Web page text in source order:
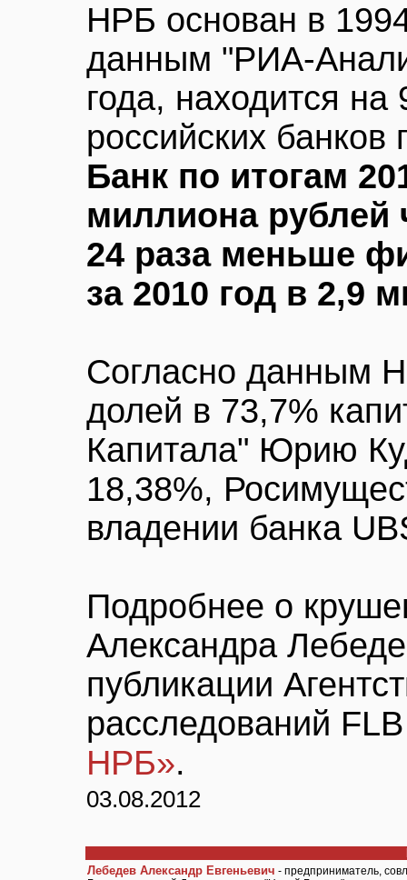
НРБ основан в
данным "РИА-
года, находится
российских банков
Банк по итогам
миллиона рублей
24 раза меньше
за 2010 год в 2,9
Согласно данным
долей в 73,7%
Капитала" Юрию
18,38%,
владении банка
Подробнее о
Александра
публикации
расследований
НРБ».
03.08.2012
Лебедев Александр Евгеньевич - предприниматель,